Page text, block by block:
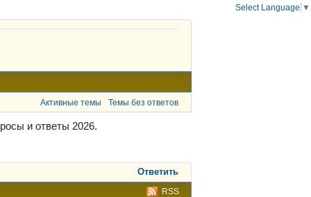
Активные темы Темы без ответов
и ответы 2026.
Ответить
RSS
Select Language ▼